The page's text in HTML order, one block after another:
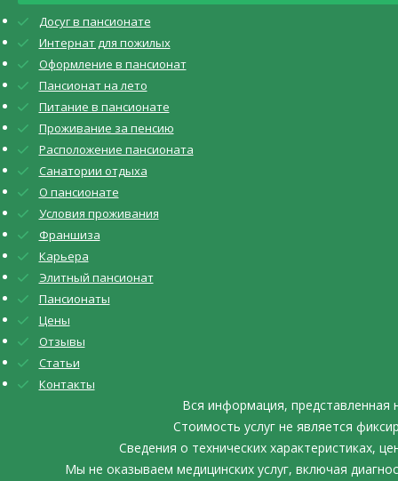
Досуг в пансионате
Интернат для пожилых
Оформление в пансионат
Пансионат на лето
Питание в пансионате
Проживание за пенсию
Расположение пансионата
Санатории отдыха
О пансионате
Условия проживания
Франшиза
Карьера
Элитный пансионат
Пансионаты
Цены
Отзывы
Статьи
Контакты
Вся информация, представленная
Стоимость услуг не является
Сведения о технических характеристиках,
Мы не оказываем медицинских услуг, включая